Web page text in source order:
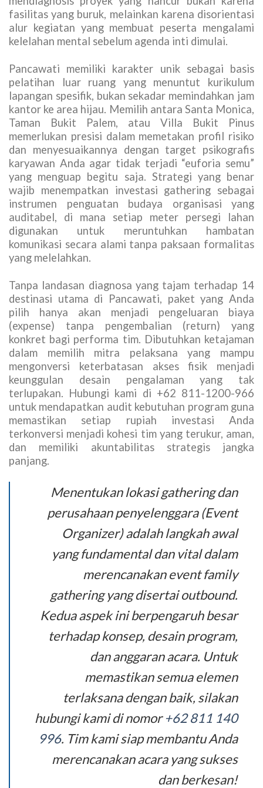
fasilitas yang buruk, melainkan karena disorientasi
alur kegiatan yang membuat peserta mengalami
kelelahan mental sebelum agenda inti dimulai.
Pancawati memiliki karakter unik sebagai basis
pelatihan luar ruang yang menuntut kurikulum
lapangan spesifik, bukan sekadar memindahkan jam
kantor ke area hijau. Memilih antara Santa Monica,
Taman Bukit Palem, atau Villa Bukit Pinus
memerlukan presisi dalam memetakan profil risiko
dan menyesuaikannya dengan target psikografis
karyawan Anda agar tidak terjadi “euforia semu”
yang menguap begitu saja. Strategi yang benar
wajib menempatkan investasi gathering sebagai
instrumen penguatan budaya organisasi yang
auditabel, di mana setiap meter persegi lahan
digunakan untuk meruntuhkan hambatan
komunikasi secara alami tanpa paksaan formalitas
yang melelahkan.
Tanpa landasan diagnosa yang tajam terhadap 14
destinasi utama di Pancawati, paket yang Anda
pilih hanya akan menjadi pengeluaran biaya
(expense) tanpa pengembalian (return) yang
konkret bagi performa tim. Dibutuhkan ketajaman
dalam memilih mitra pelaksana yang mampu
mengonversi keterbatasan akses fisik menjadi
keunggulan desain pengalaman yang tak
terlupakan. Hubungi kami di +62 811-1200-966
untuk mendapatkan audit kebutuhan program guna
memastikan setiap rupiah investasi Anda
terkonversi menjadi kohesi tim yang terukur, aman,
dan memiliki akuntabilitas strategis jangka
panjang.
Menentukan lokasi gathering dan
perusahaan penyelenggara (Event
Organizer) adalah langkah awal
yang fundamental dan vital dalam
merencanakan event family
gathering yang disertai outbound.
Kedua aspek ini berpengaruh besar
terhadap konsep, desain program,
dan anggaran acara. Untuk
memastikan semua elemen
terlaksana dengan baik, silakan
hubungi kami di nomor+62 811 140
996. Tim kami siap membantu Anda
merencanakan acara yang sukses
dan berkesan!